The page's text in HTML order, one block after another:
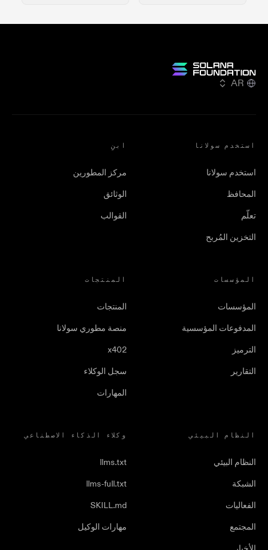
AR
استخدم سولانا
استخدم سولانا
المحافظ
تعلّم
التخزين المُربح
ابنِ
مركز المطورين
الوثائق
القوالب
المؤسسات
المؤسسات
المدفوعات المؤسسية
الترميز
التقارير
المنتجات
المنتجات
منصة مطوري سولانا
x402
سجل الوكلاء
المهارات
النظام البيئي
النظام البيئي
الشبكة
الفعاليات
المجتمع
وكلاء الذكاء الاصطناعي
llms.txt
llms-full.txt
SKILL.md
مهارات الوكيل